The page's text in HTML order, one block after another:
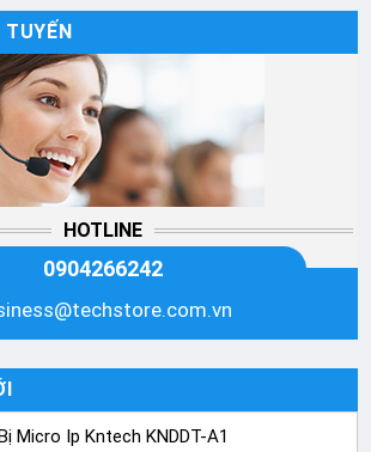
HOTLINE
0904266242
Micro Ip Kntech KNDDT-A1